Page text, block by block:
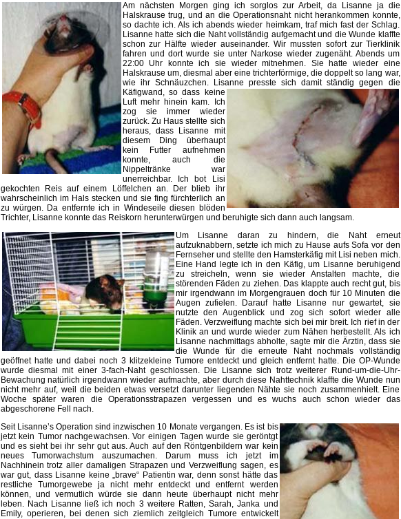
Am nächsten Morgen ging ich sorglos zur Arbeit, da Lisanne ja die
Halskrause trug, und an die Operationsnaht nicht herankommen konnte,
so dachte ich. Als ich abends wieder heimkam, traf mich fast der Schlag.
Lisanne hatte sich die Naht vollständig aufgemacht und die Wunde klaffte
schon zur Hälfte wieder auseinander. Wir mussten sofort zur Tierklinik
fahren und dort wurde sie unter Narkose wieder zugenäht. Abends um
22:00 Uhr konnte ich sie wieder mitnehmen. Sie hatte wieder eine
Halskrause um, diesmal aber eine trichterförmige, die doppelt so lang war,
wie ihr Schnäuzchen. Lisanne presste sich damit ständig gegen die
Käfigwand, sodass keine
Luft mehr hinein kam. Ich
zog sie immer wieder
zurück. Zu Haus stellte sich
heraus, dass Lisanne mit
diesem Ding überhaupt
kein Futter aufnehmen
konnte, auch die
Nippeltränke war
unerreichbar. Ich bot Lisi
gekochten Reis auf einem Löffelchen an. Der blieb ihr
wahrscheinlich im Hals stecken und sie fing fürchterlich an
zu würgen. Da entfernte ich in Windeseile diesen blöden
Trichter, Lisanne konnte das Reiskorn herunterwürgen und beruhigte sich dann auch langsam.
Um Lisanne daran zu hindern, die Naht erneut
aufzuknabbern, setzte ich mich zu Hause aufs Sofa vor den
Fernseher und stellte den Hamsterkäfig mit Lisi neben mich.
Eine Hand legte ich in den Käfig, um Lisanne beruhigend
zu streicheln, wenn sie wieder Anstalten machte, die
störenden Fäden zu ziehen. Das klappte auch recht gut, bis
mir irgendwann im Morgengrauen doch für 10 Minuten die
Augen zufielen. Darauf hatte Lisanne nur gewartet, sie
nutzte den Augenblick und zog sich sofort wieder alle
Fäden. Verzweiflung machte sich bei mir breit. Ich rief in der
Klinik an und wurde wieder zum Nähen herbestellt. Als ich
Lisanne nachmittags abholte, sagte mir die Ärztin, dass sie
die Wunde für die erneute Naht nochmals vollständig
geöffnet hatte und dabei noch 3 klitzekleine Tumore entdeckt und gleich entfernt hatte. Die OP-Wunde
wurde diesmal mit einer 3-fach-Naht geschlossen. Die Lisanne sich trotz weiterer Rund-um-die-Uhr-
Bewachung natürlich irgendwann wieder aufmachte, aber durch diese Nahttechnik klaffte die Wunde nun
nicht mehr auf, weil die beiden etwas versetzt darunter liegenden Nähte sie noch zusammenhielt. Eine
Woche später waren die Operationsstrapazen vergessen und es wuchs auch schon wieder das
abgeschorene Fell nach.
Seit Lisanne’s Operation sind inzwischen 10 Monate vergangen. Es ist bis
jetzt kein Tumor nachgewachsen. Vor einigen Tagen wurde sie geröntgt
und es sieht bei ihr sehr gut aus. Auch auf den Röntgenbildern war kein
neues Tumorwachstum auszumachen. Darum muss ich jetzt im
Nachhinein trotz aller damaligen Strapazen und Verzweiflung sagen, es
war gut, dass Lisanne keine „brave“ Patientin war, denn sonst hätte das
restliche Tumorgewebe ja nicht mehr entdeckt und entfernt werden
können, und vermutlich würde sie dann heute überhaupt nicht mehr
leben. Nach Lisanne ließ ich noch 3 weitere Ratten, Sarah, Janka und
Emily, operieren, bei denen sich ziemlich zeitgleich Tumore entwickelt